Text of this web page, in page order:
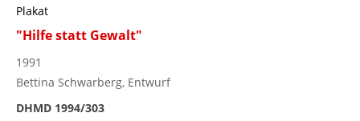
Plakat
"Hilfe statt Gewalt"
1991
Bettina Schwarberg, Entwurf
DHMD 1994/303